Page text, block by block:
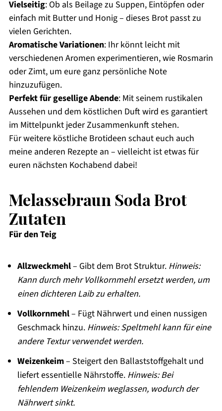
Vielseitig: Ob als Beilage zu Suppen, Eintöpfen oder
einfach mit Butter und Honig – dieses Brot passt zu
vielen Gerichten.
Aromatische Variationen: Ihr könnt leicht mit
verschiedenen Aromen experimentieren, wie Rosmarin
oder Zimt, um eure ganz persönliche Note
hinzuzufügen.
Perfekt für gesellige Abende: Mit seinem rustikalen
Aussehen und dem köstlichen Duft wird es garantiert
im Mittelpunkt jeder Zusammenkunft stehen.
Für weitere köstliche Brotideen schaut euch auch
meine anderen Rezepte an – vielleicht ist etwas für
euren nächsten Kochabend dabei!
Melassebraun Soda Brot
Zutaten
Für den Teig
Allzweckmehl– Gibt dem Brot Struktur. Hinweis:
Kann durch mehr Vollkornmehl ersetzt werden, um
einen dichteren Laib zu erhalten.
Vollkornmehl– Fügt Nährwert und einen nussigen
Geschmack hinzu. Hinweis: Speltmehl kann für eine
andere Textur verwendet werden.
Weizenkeim– Steigert den Ballaststoffgehalt und
liefert essentielle Nährstoffe. Hinweis: Bei
fehlendem Weizenkeim weglassen, wodurch der
Nährwert sinkt.